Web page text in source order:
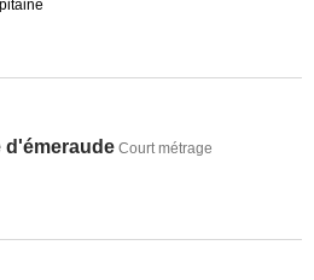
d'émeraude Court métrage